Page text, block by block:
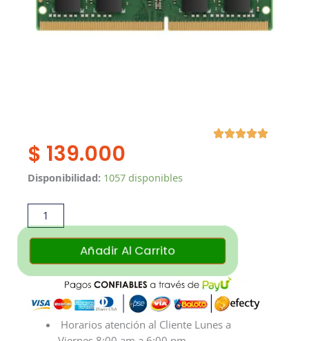
$ 139.000
Disponibilidad: 1057 disponibles
Memoria
Adata
Pc
DDR4
Bus
2666MHz
cantidad
Añadir Al Carrito
Horarios atención al Cliente Lunes a